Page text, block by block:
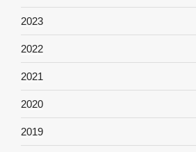
2023
2022
2021
2020
2019